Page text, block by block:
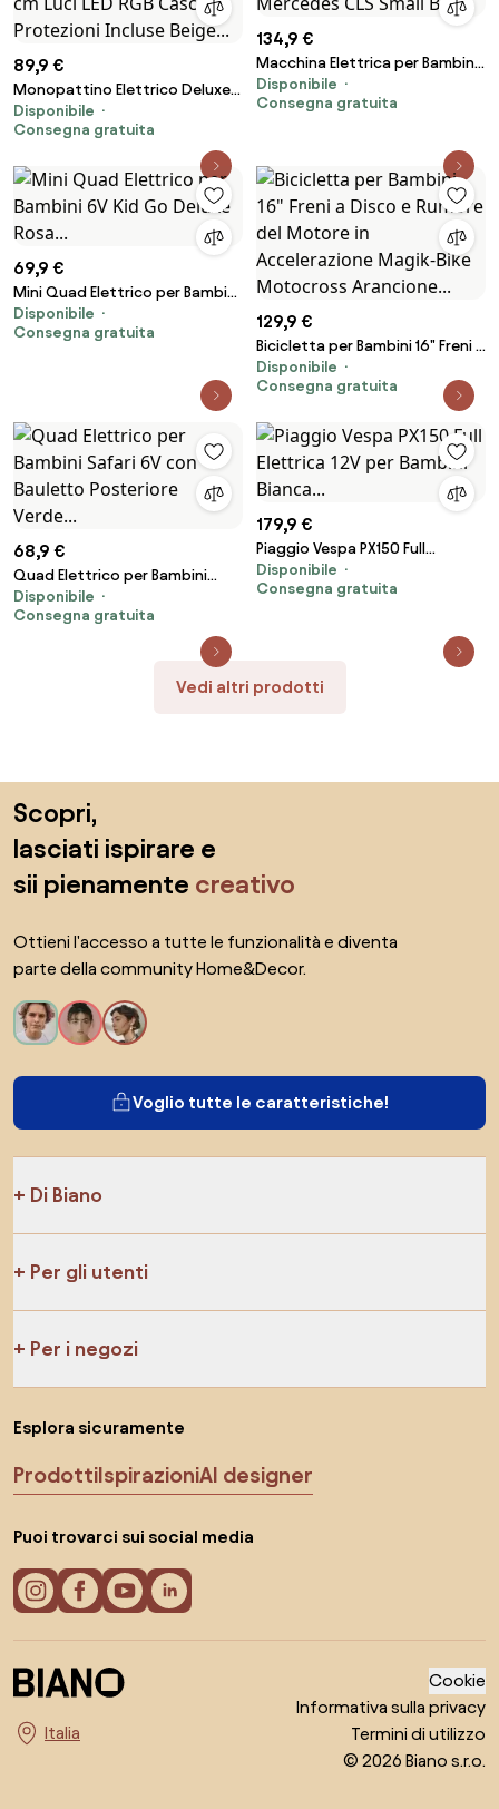
89,9 €
Monopattino Elettrico Deluxe a
3 Ruote 67x32x69 cm Luci LED
RGB Casco e Protezioni Incluse
Disponibile
Consegna gratuita
134,9 €
Macchina Elettrica per Bambini
12V con Licenza Mercedes CLS
Small Blu...
Disponibile
Consegna gratuita
69,9 €
Mini Quad Elettrico per Bambini
6V Kid Go Deluxe Rosa...
Disponibile
Consegna gratuita
129,9 €
Bicicletta per Bambini 16" Freni a
Disco e Rumore del Motore in
Accelerazione Magik-Bike
Disponibile
Consegna gratuita
68,9 €
Quad Elettrico per Bambini
Safari 6V con Bauletto
Posteriore Verde...
Disponibile
Consegna gratuita
179,9 €
Piaggio Vespa PX150 Full
Elettrica 12V per Bambini
Bianca...
Disponibile
Consegna gratuita
Vedi altri prodotti
Scopri,
lasciati ispirare e
sii pienamente creativo
Ottieni l'accesso a tutte le funzionalità e diventa
parte della community Home&Decor.
Voglio tutte le caratteristiche!
Di Biano
Per gli utenti
Per i negozi
Esplora sicuramente
ProdottiIspirazioniAI designer
Puoi trovarci sui social media
Seleziona il paese
Cookie
Informativa sulla privacy
Termini di utilizzo
© 2026 Biano s.r.o.